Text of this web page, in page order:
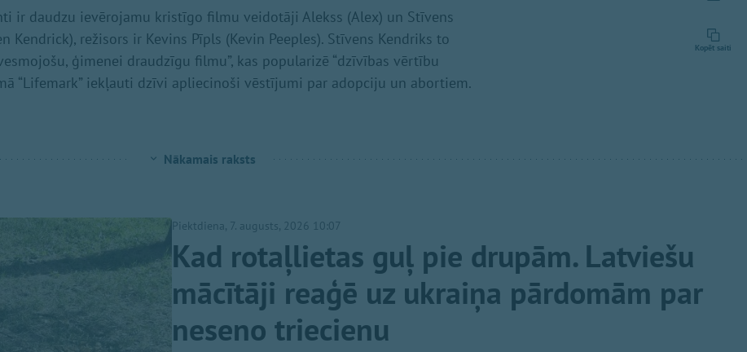
ir daudzu ievērojamu kristīgo filmu veidotāji Alekss (Alex) un Stīvens
Kendrick), režisors ir Kevins Pīpls (Kevin Peeples). Stīvens Kendriks to
ģimenei draudzīgu filmu”, kas popularizē “dzīvības vērtību
“Lifemark” iekļauti dzīvi apliecinoši vēstījumi par adopciju un abortiem.
Kopēt saiti
Nākamais raksts
Piektdiena, 7. augusts, 2026 10:07
Kad rotaļlietas guļ pie drupām. Latviešu
mācītāji reaģē uz ukraiņa pārdomām par
neseno triecienu